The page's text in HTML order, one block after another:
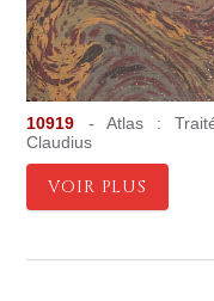
10919 - Atlas :
Claudius
VOIR PLUS